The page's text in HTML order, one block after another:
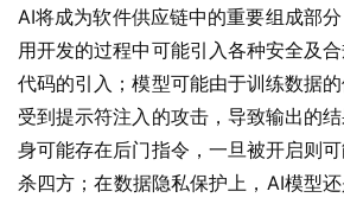
AI将成为软件供应链中的重要组成部
用开发的过程中可能引入各种安全及
代码的引入；模型可能由于训练数据
受到提示符注入的攻击，导致输出的
身可能存在后门指令，一旦被开启则
杀四方；在数据隐私保护上，AI模型